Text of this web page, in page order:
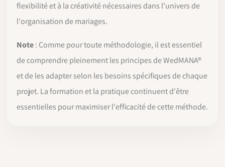
flexibilité et à la créativité nécessaires dans l'univers de
l'organisation de mariages.
Note: Comme pour toute méthodologie, il est essentiel
de comprendre pleinement les principes de WedMANA®
et de les adapter selon les besoins spécifiques de chaque
projet. La formation et la pratique continuent d'être
essentielles pour maximiser l'efficacité de cette méthode.